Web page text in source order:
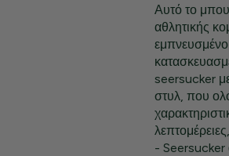
Αυτό το
αθλητικής
εμπνευσμένο
seersucker
στυλ, που
- Seersucker